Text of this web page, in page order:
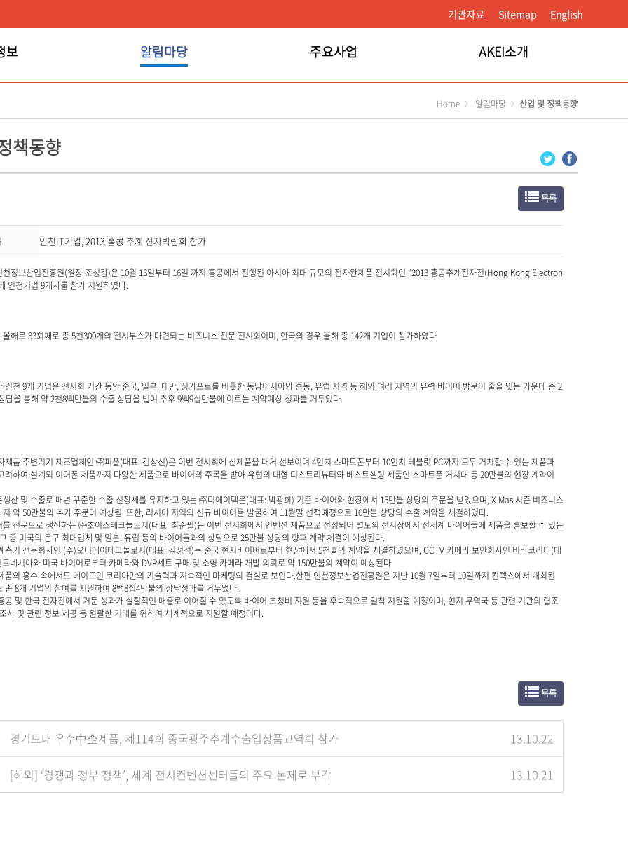
기관자료 Sitemap English
보 알림마당 주요사업 AKEI소개
Home 알림마당 산업 및 정책동향
책동향
목록
인천IT기업, 2013 홍콩 추계 전자박람회 참가
천정보산업진흥원(원장 조성갑)은 10월 13일부터 16일 까지 홍콩에서 진행된 아시아 최대 규모의 전자완제품 전시회인 “2013 홍콩추계전자전(Hong Kong Electron
인천기업 9개사를 참가 지원하였다.
해로 33회째로 총 5천300개의 전시부스가 마련되는 비즈니스 전문 전시회이며, 한국의 경우 올해 총 142개 기업이 참가하였다
인천 9개 기업은 전시회 기간 동안 중국, 일본, 대만, 싱가포르를 비롯한 동남아시아와 중동, 유럽 지역 등 해외 여러 지역의 유력 바이어 방문이 줄을 잇는 가운데 총 2
담을 통해 약 2천8백만불의 수출 상담을 벌여 추후 9백9십만불에 이르는 계약예상 성과를 거두었다.
제품 주변기기 제조업체인 ㈜피플(대표: 김상신)은 이번 전시회에 신제품을 대거 선보이며 4인치 스마트폰부터 10인치 테블릿 PC까지 모두 거치할 수 있는 제품과
려하여 설계되 이어폰 제품까지 다양한 제품으로 바이어의 주목을 받아 유럽의 대형 디스트리뷰터와 베스트셀링 제품인 스마트폰 거치대 등 20만불의 현장 계약이
산 및 수출로 매년 꾸준한 수출 신장세를 유지하고 있는 ㈜디에이텍은(대표: 박광희) 기존 바이어와 현장에서 15만불 상당의 주문을 받았으며, X-Mas 시즌 비즈니스
지 약 50만불의 추가 주문이 예상됨. 또한, 러시아 지역의 신규 바이어를 발굴하여 11월말 선적예정으로 10만불 상당의 수출 계약을 체결하였다.
전문으로 생산하는 ㈜초이스테크놀로지(대표: 최순필)는 이번 전시회에서 인벤션 제품으로 선정되어 별도의 전시장에서 전세계 바이어들에 제품을 홍보할 수 있는
중 미국의 문구 최대업체 및 일본, 유럽 등의 바이어들과의 상담으로 25만불 상당의 향후 계약 체결이 예상된다.
측기 전문회사인 (주)오디에이테크놀로지(대표: 김정석)는 중국 현지바이어로부터 현장에서 5천불의 계약을 체결하였으며, CCTV 카메라 보안회사인 비바코리아(대
네시아와 미국 바이어로부터 카메라와 DVR세트 구매 및 소형 카메라 개발 의뢰로 약 150만불의 계약이 예상된다.
품의 홍수 속에서도 메이드인 코리아만의 기술력과 지속적인 마케팅의 결실로 보인다.한편 인천정보산업진흥원은 지난 10월 7일부터 10일까지 킨텍스에서 개최된
총 8개 기업의 참여를 지원하여 8백3십4만불의 상담성과를 거두었다.
콩 및 한국 전자전에서 거둔 성과가 실질적인 매출로 이어질 수 있도록 바이어 초청비 지원 등을 후속적으로 밀착 지원할 예정이며, 현지 무역국 등 관련 기관의 협조
사 및 관련 정보 제공 등 원활한 거래를 위하여 체계적으로 지원할 예정이다.
목록
경기도내 우수中企제품, 제114회 중국광주추계수출입상품교역회 참가 13.10.22
[해외] ‘경쟁과 정부 정책’, 세계 전시컨벤션센터들의 주요 논제로 부각 13.10.21